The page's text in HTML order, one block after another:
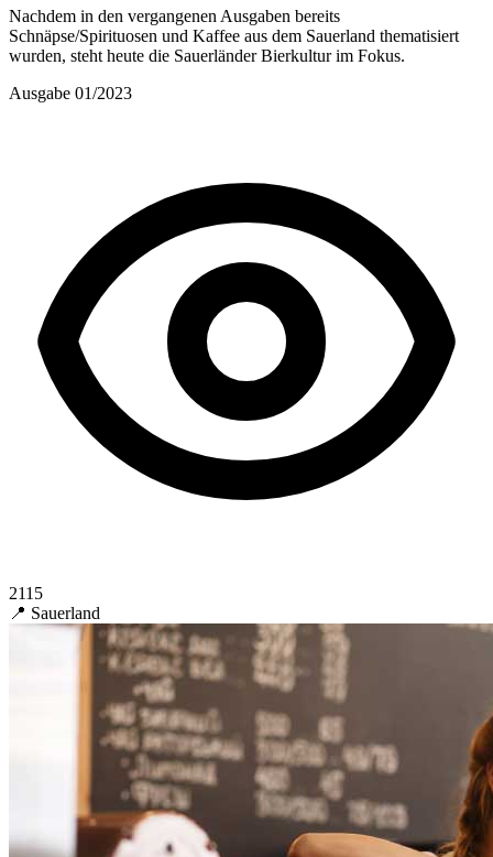
Nachdem in den vergangenen Ausgaben bereits
Schnäpse/Spirituosen und Kaffee aus dem Sauerland thematisiert
wurden, steht heute die Sauerländer Bierkultur im Fokus.
Ausgabe 01/2023
2115
📍 Sauerland